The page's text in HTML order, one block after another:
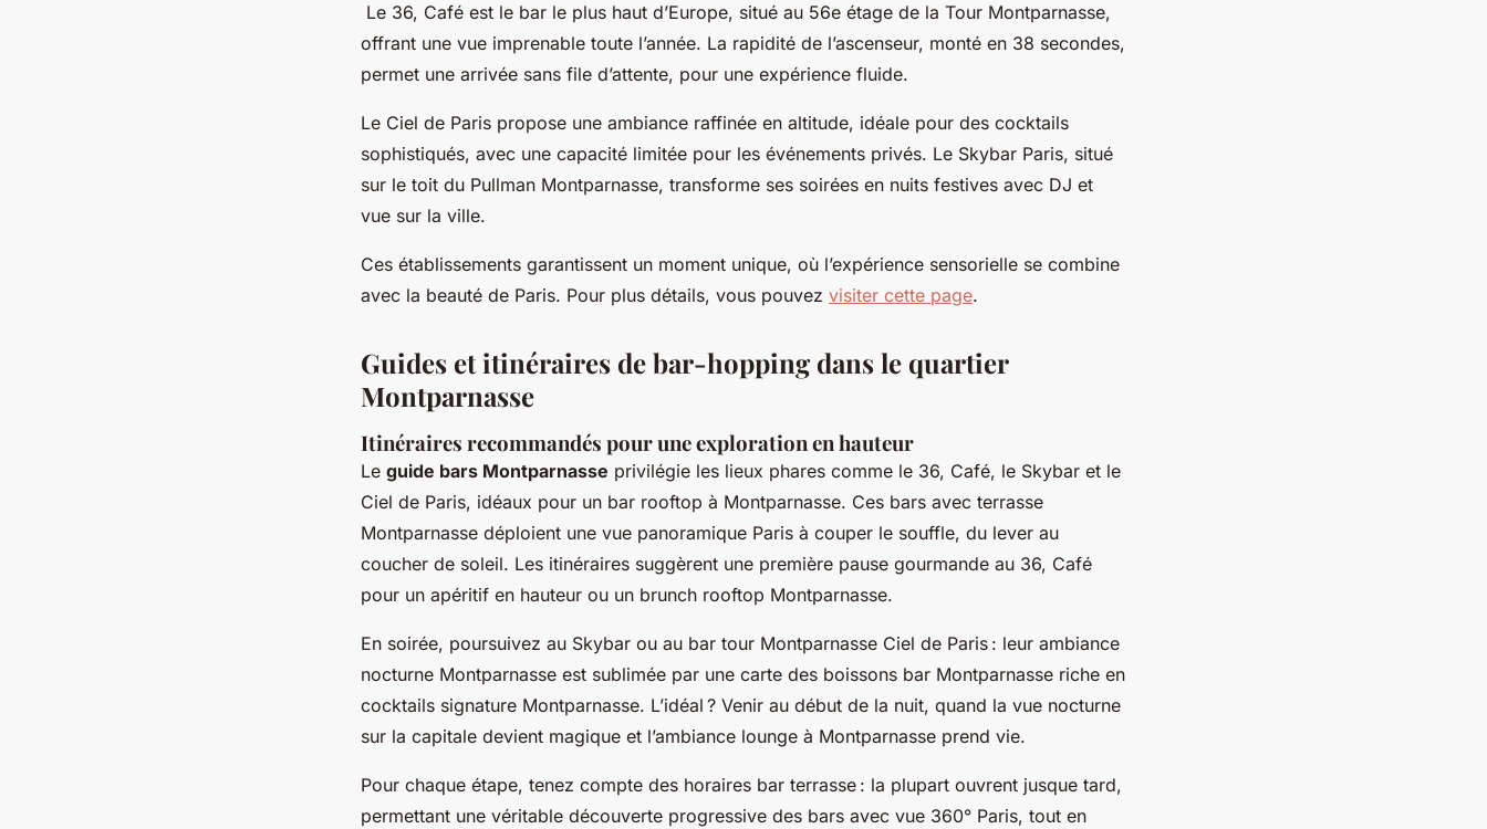
Le 36, Café est le bar le plus haut d’Europe, situé au 56e étage de la Tour Montparnasse,
offrant une vue imprenable toute l’année. La rapidité de l’ascenseur, monté en 38 secondes,
permet une arrivée sans file d’attente, pour une expérience fluide.
Le Ciel de Paris propose une ambiance raffinée en altitude, idéale pour des cocktails
sophistiqués, avec une capacité limitée pour les événements privés. Le Skybar Paris, situé
sur le toit du Pullman Montparnasse, transforme ses soirées en nuits festives avec DJ et
vue sur la ville.
Ces établissements garantissent un moment unique, où l’expérience sensorielle se combine
avec la beauté de Paris. Pour plus détails, vous pouvez visiter cette page.
Guides et itinéraires de bar-hopping dans le quartier
Montparnasse
Itinéraires recommandés pour une exploration en hauteur
Le guide bars Montparnasse privilégie les lieux phares comme le 36, Café, le Skybar et le
Ciel de Paris, idéaux pour un bar rooftop à Montparnasse. Ces bars avec terrasse
Montparnasse déploient une vue panoramique Paris à couper le souffle, du lever au
coucher de soleil. Les itinéraires suggèrent une première pause gourmande au 36, Café
pour un apéritif en hauteur ou un brunch rooftop Montparnasse.
En soirée, poursuivez au Skybar ou au bar tour Montparnasse Ciel de Paris : leur ambiance
nocturne Montparnasse est sublimée par une carte des boissons bar Montparnasse riche en
cocktails signature Montparnasse. L’idéal ? Venir au début de la nuit, quand la vue nocturne
sur la capitale devient magique et l’ambiance lounge à Montparnasse prend vie.
Pour chaque étape, tenez compte des horaires bar terrasse : la plupart ouvrent jusque tard,
permettant une véritable découverte progressive des bars avec vue 360° Paris, tout en